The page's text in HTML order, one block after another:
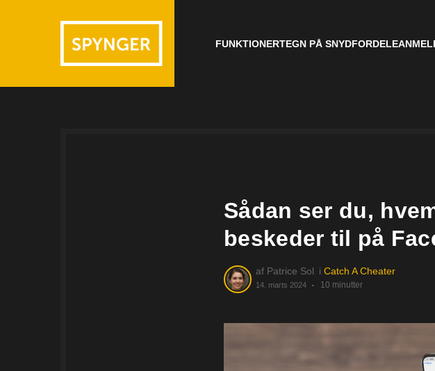
FUNKTIONERTEGN PÅ SNYDFORDELE
Sådan ser du,
beskeder til på
af Patrice Sol i Catch A Cheater
14. marts 2024 10 minutter